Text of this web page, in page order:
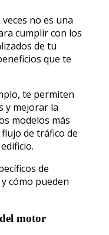
no es una
cumplir con los
de tu
que te
te permiten
y mejorar la
modelos más
de tráfico de
de
cómo pueden
motor